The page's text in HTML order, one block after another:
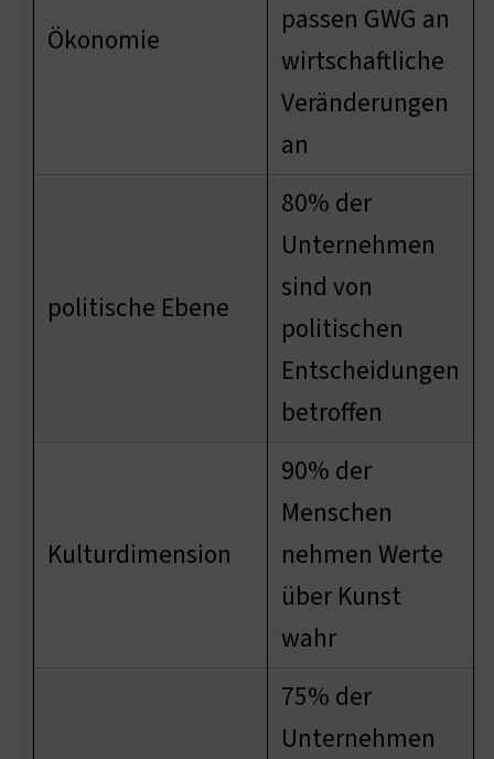
Ökonomie
passen GWG an
wirtschaftliche
Veränderungen
an
politische Ebene
80% der
Unternehmen
sind von
politischen
Entscheidungen
betroffen
Kulturdimension
90% der
Menschen
nehmen Werte
über Kunst
wahr
75% der
Unternehmen